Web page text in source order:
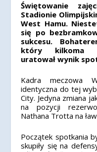
Świętowanie
Stadionie
West Hamu.
się po
sukcesu.
który kilkoma
uratował wynik
Kadra meczowa
identyczna do tej
City. Jedyna zmiana
na pozycji
Nathana Trotta na
Początek spotkania
skupiły się na